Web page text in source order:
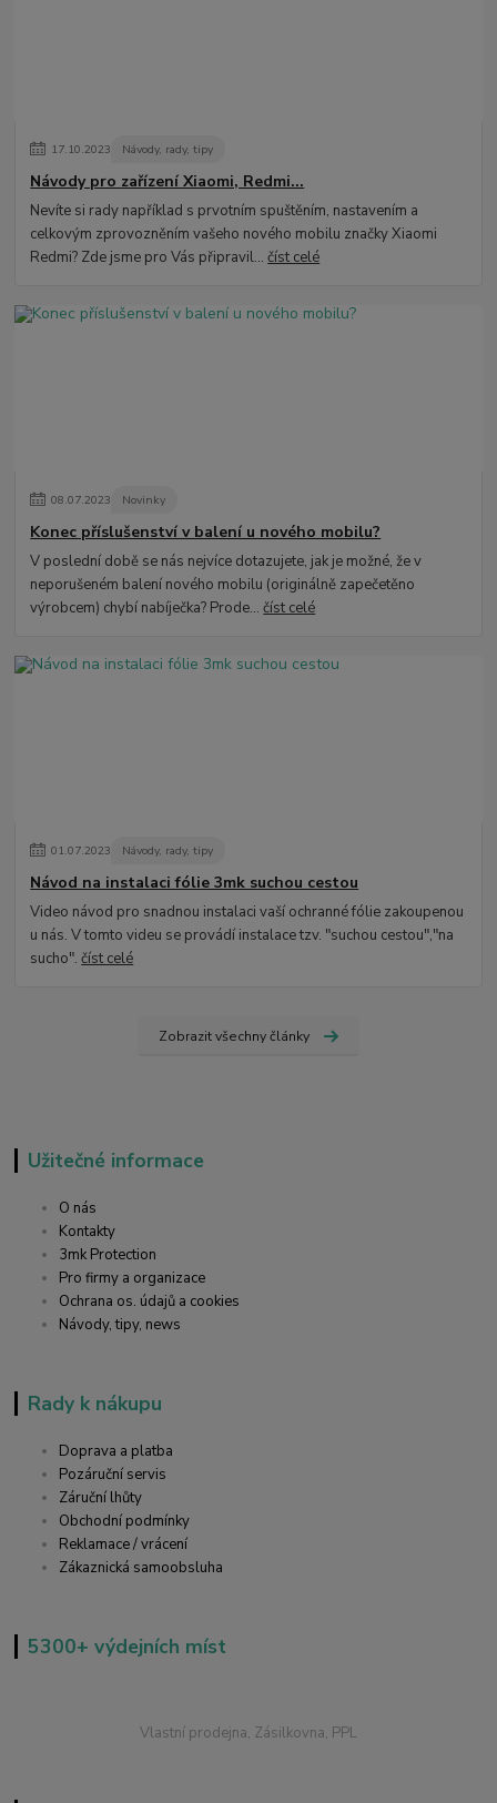
17.10.2023 Návody, rady, tipy
Návody pro zařízení Xiaomi, Redmi...
Nevíte si rady například s prvotním spuštěním, nastavením a
celkovým zprovozněním vašeho nového mobilu značky Xiaomi
Redmi? Zde jsme pro Vás připravil...číst celé
08.07.2023 Novinky
Konec příslušenství v balení u nového mobilu?
V poslední době se nás nejvíce dotazujete, jak je možné, že v
neporušeném balení nového mobilu (originálně zapečetěno
výrobcem) chybí nabíječka? Prode...číst celé
01.07.2023 Návody, rady, tipy
Návod na instalaci fólie 3mk suchou cestou
Video návod pro snadnou instalaci vaší ochranné fólie zakoupenou
u nás. V tomto videu se provádí instalace tzv. "suchou cestou","na
sucho".číst celé
Zobrazit všechny články
Užitečné informace
O nás
Kontakty
3mk Protection
Pro firmy a organizace
Ochrana os. údajů a cookies
Návody, tipy, news
Rady k nákupu
Doprava a platba
Pozáruční servis
Záruční lhůty
Obchodní podmínky
Reklamace / vrácení
Zákaznická samoobsluha
5300+ výdejních míst
Vlastní prodejna, Zásilkovna, PPL